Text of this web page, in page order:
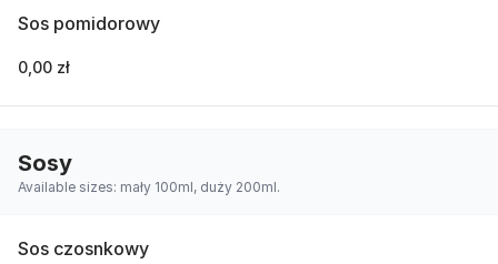
Sos pomidorowy
0,00 zł
Sosy
Available sizes: mały 100ml, duży 200ml.
Sos czosnkowy